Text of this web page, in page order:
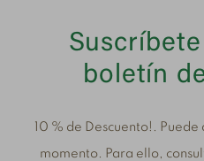
boletín
10 % de Descuento!.
momento. Para ello,